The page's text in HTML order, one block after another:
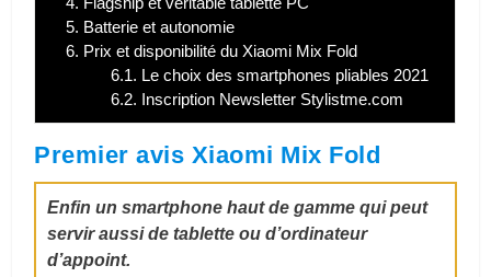
5. Batterie et autonomie
6. Prix et disponibilité du Xiaomi Mix Fold
6.1. Le choix des smartphones pliables 2021
6.2. Inscription Newsletter Stylistme.com
Premier avis Xiaomi Mix Fold
Enfin un smartphone haut de gamme qui peut
servir aussi de tablette ou d’ordinateur
d’appoint.